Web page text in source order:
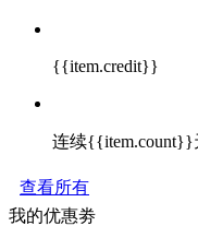
{{item.credit}}
连续{{item.count}}
查看所有
我的优惠劵